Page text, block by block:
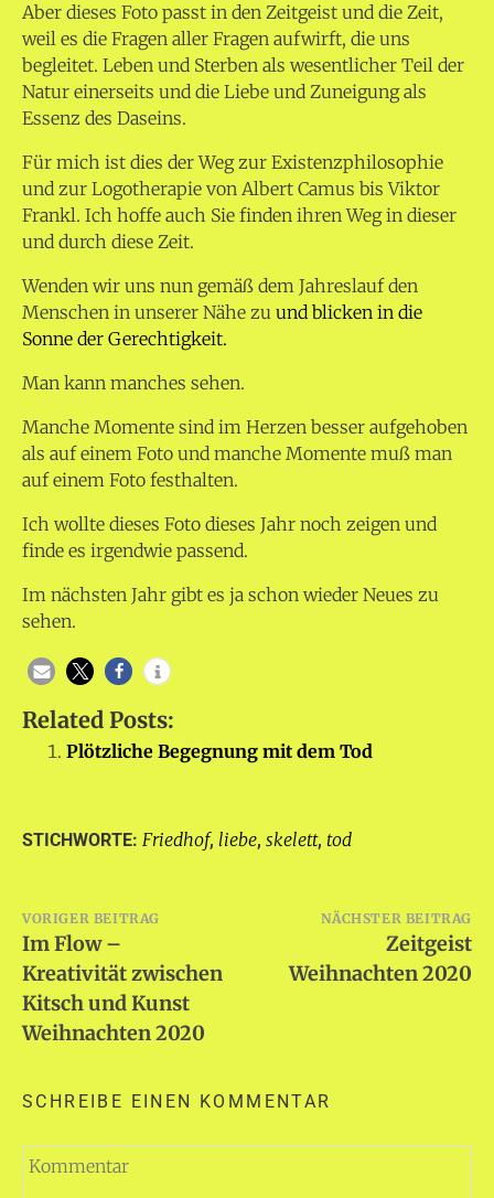
Aber dieses Foto passt in den Zeitgeist und die Zeit,
weil es die Fragen aller Fragen aufwirft, die uns
begleitet. Leben und Sterben als wesentlicher Teil der
Natur einerseits und die Liebe und Zuneigung als
Essenz des Daseins.
Für mich ist dies der Weg zur Existenzphilosophie
und zur Logotherapie von Albert Camus bis Viktor
Frankl. Ich hoffe auch Sie finden ihren Weg in dieser
und durch diese Zeit.
Wenden wir uns nun gemäß dem Jahreslauf den
Menschen in unserer Nähe zu und blicken in die
Sonne der Gerechtigkeit.
Man kann manches sehen.
Manche Momente sind im Herzen besser aufgehoben
als auf einem Foto und manche Momente muß man
auf einem Foto festhalten.
Ich wollte dieses Foto dieses Jahr noch zeigen und
finde es irgendwie passend.
Im nächsten Jahr gibt es ja schon wieder Neues zu
sehen.
Related Posts:
Plötzliche Begegnung mit dem Tod
STICHWORTE: Friedhof, liebe, skelett, tod
Beitragsnavigation
VORIGER BEITRAG
Im Flow –
Kreativität zwischen
Kitsch und Kunst
Weihnachten 2020
NÄCHSTER BEITRAG
Zeitgeist
Weihnachten 2020
SCHREIBE EINEN KOMMENTAR